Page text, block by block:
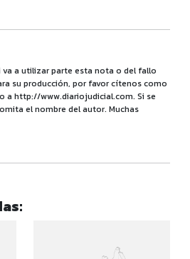
a utilizar parte esta nota o del fallo
su producción, por favor cítenos como
a http://www.diariojudicial.com. Si se
el nombre del autor. Muchas